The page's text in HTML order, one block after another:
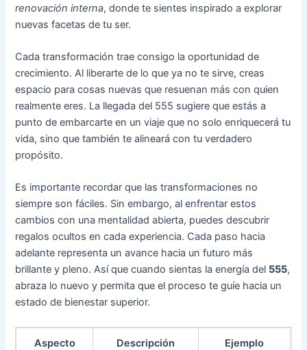
renovación interna, donde te sientes inspirado a explorar
nuevas facetas de tu ser.
Cada transformación trae consigo la oportunidad de
crecimiento. Al liberarte de lo que ya no te sirve, creas
espacio para cosas nuevas que resuenan más con quien
realmente eres. La llegada del 555 sugiere que estás a
punto de embarcarte en un viaje que no solo enriquecerá tu
vida, sino que también te alineará con tu verdadero
propósito.
Es importante recordar que las transformaciones no
siempre son fáciles. Sin embargo, al enfrentar estos
cambios con una mentalidad abierta, puedes descubrir
regalos ocultos en cada experiencia. Cada paso hacia
adelante representa un avance hacia un futuro más
brillante y pleno. Así que cuando sientas la energía del 555,
abraza lo nuevo y permita que el proceso te guíe hacia un
estado de bienestar superior.
Aspecto Descripción Ejemplo